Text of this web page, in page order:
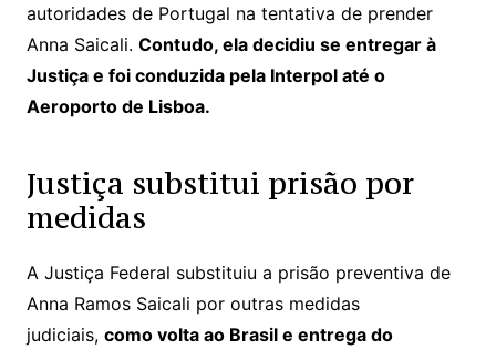
autoridades de Portugal na tentativa de prender
Anna Saicali. Contudo, ela decidiu se entregar à
Justiça e foi conduzida pela Interpol até o
Aeroporto de Lisboa.
Justiça substitui prisão por
medidas
A Justiça Federal substituiu a prisão preventiva de
Anna Ramos Saicali por outras medidas
judiciais, como volta ao Brasil e entrega do